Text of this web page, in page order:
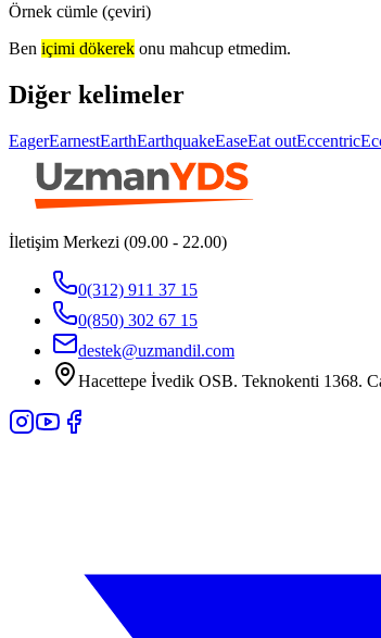
Örnek cümle (çeviri)
Ben içimi dökerek onu mahcup etmedim.
Diğer kelimeler
EagerEarnestEarthEarthquakeEaseEat outEccentric
İletişim Merkezi (09.00 - 22.00)
0(312) 911 37 15
0(850) 302 67 15
destek@uzmandil.com
Hacettepe İvedik OSB. Teknokenti 1368.